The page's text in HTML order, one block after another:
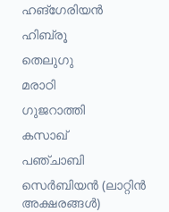
ഹങ്ഗേരിയൻ
ഹിബ്രൂ
തെലുഗു
മരാഠി
ഗുജറാത്തി
കസാഖ്
പഞ്ചാബി
സെർബിയൻ (ലാറ്റിൻ
അക്ഷരങ്ങൾ)